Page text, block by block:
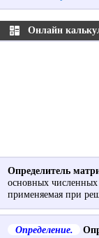
Онлайн
Определитель
основных численных
применяемая при
Определение.